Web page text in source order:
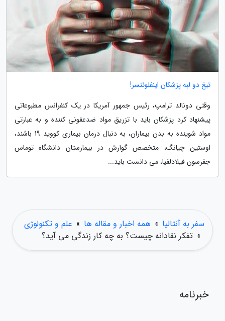
تیغ دو لبه پزشکان اینفلوئنسر!
وقتی دونالد ترامپ، رئیس جمهور آمریکا در یک کنفرانس مطبوعاتی
پیشنهاد کرد پزشکان باید با تزریق مواد ضدعفونی کننده و به عبارتی
مواد شوینده به بدن بیماران، به دنبال درمان بیماری کووید 19 باشند،
اوستین چیانگ، متخصص گوارش در بیمارستان دانشگاه توماس
جفرسون فیلادلفیا، می دانست باید...
سفر به آنتالیا » همه اخبار و مقاله ها » علم و تکنولوژی
» تفکر نقادانه چیست؟ به چه کار زندگی می آید؟
خبرنامه